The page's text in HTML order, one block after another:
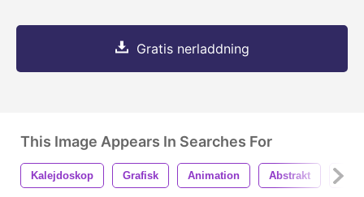
Gratis nerladdning
This Image Appears In Searches For
Kalejdoskop Grafisk Animation Abstrakt